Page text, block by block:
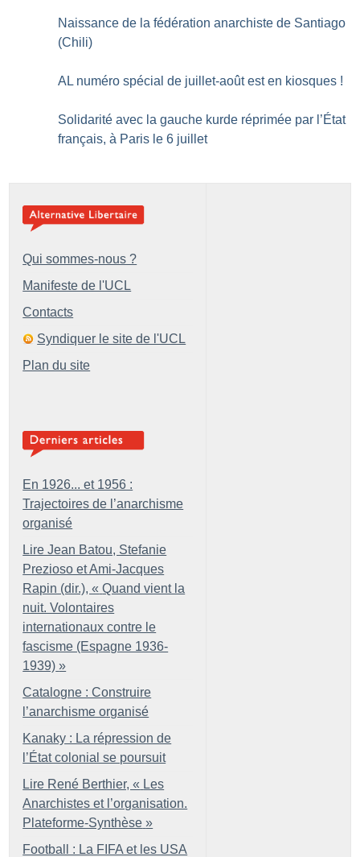
Naissance de la fédération anarchiste de Santiago
(Chili)
AL numéro spécial de juillet-août est en kiosques !
Solidarité avec la gauche kurde réprimée par l’État
français, à Paris le 6 juillet
Qui sommes-nous ?
Manifeste de l'UCL
Contacts
Syndiquer le site de l'UCL
Plan du site
En 1926... et 1956 :
Trajectoires de l’anarchisme
organisé
Lire Jean Batou, Stefanie
Prezioso et Ami-Jacques
Rapin (dir.), « Quand vient la
nuit. Volontaires
internationaux contre le
fascisme (Espagne 1936-
1939) »
Catalogne : Construire
l’anarchisme organisé
Kanaky : La répression de
l’État colonial se poursuit
Lire René Berthier, « Les
Anarchistes et l’organisation.
Plateforme-Synthèse »
Football : La FIFA et les USA